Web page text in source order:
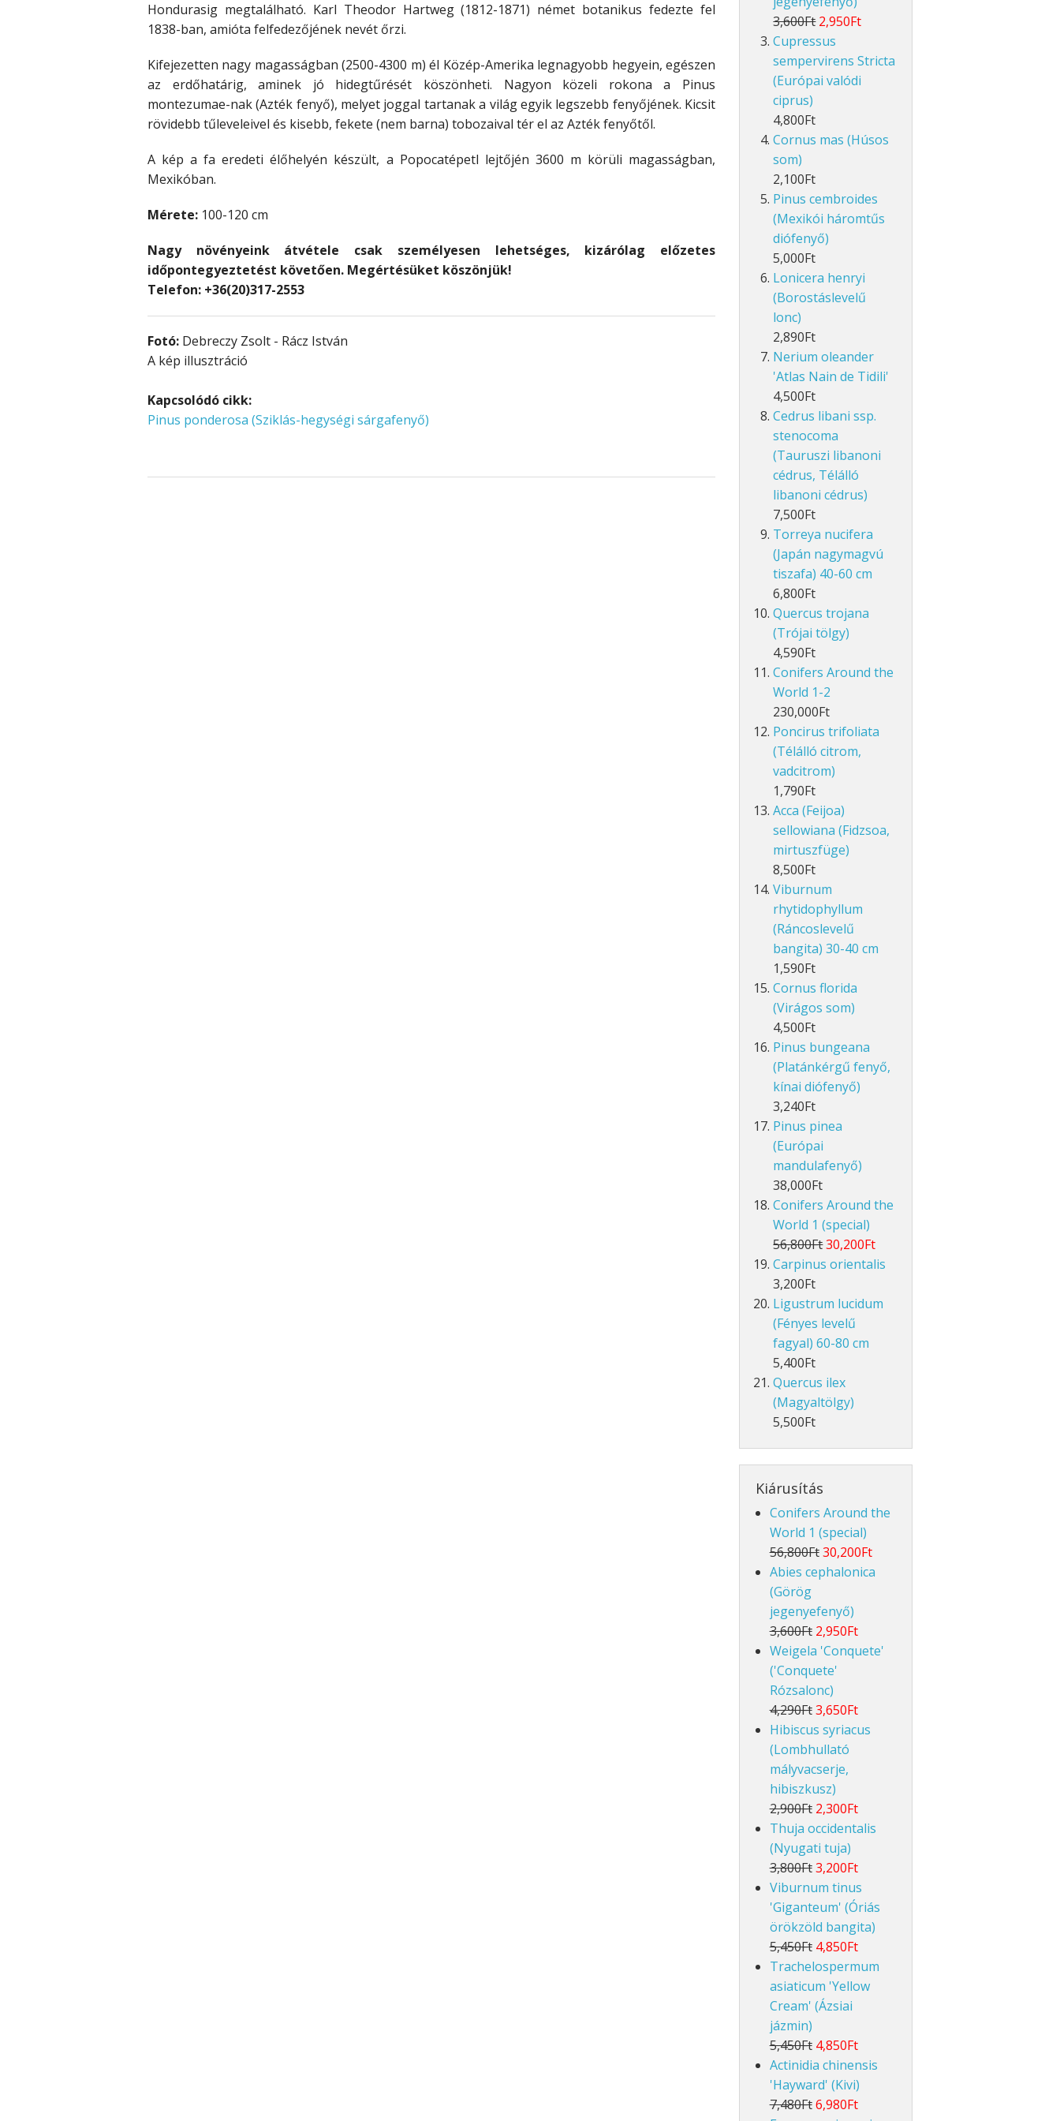
Hondurasig megtalálható. Karl Theodor Hartweg (1812-1871) német botanikus fedezte fel
1838-ban, amióta felfedezőjének nevét őrzi.
Kifejezetten nagy magasságban (2500-4300 m) él Közép-Amerika legnagyobb hegyein, egészen
az erdőhatárig, aminek jó hidegtűrését köszönheti. Nagyon közeli rokona a Pinus
montezumae-nak (Azték fenyő), melyet joggal tartanak a világ egyik legszebb fenyőjének. Kicsit
rövidebb tűleveleivel és kisebb, fekete (nem barna) tobozaival tér el az Azték fenyőtől.
A kép a fa eredeti élőhelyén készült, a Popocatépetl lejtőjén 3600 m körüli magasságban,
Mexikóban.
Mérete: 100-120 cm
Nagy növényeink átvétele csak személyesen lehetséges, kizárólag előzetes
időpontegyeztetést követően. Megértésüket köszönjük!
Telefon: +36(20)317-2553
Fotó: Debreczy Zsolt - Rácz István
A kép illusztráció
Kapcsolódó cikk:
Pinus ponderosa (Sziklás-hegységi sárgafenyő)
3,600Ft 2,950Ft
Cupressus
sempervirens Stricta
(Európai valódi
ciprus)
4,800Ft
Cornus mas (Húsos
som)
2,100Ft
Pinus cembroides
(Mexikói háromtűs
diófenyő)
5,000Ft
Lonicera henryi
(Borostáslevelű
lonc)
2,890Ft
Nerium oleander
'Atlas Nain de Tidili'
4,500Ft
Cedrus libani ssp.
stenocoma
(Tauruszi libanoni
cédrus, Télálló
libanoni cédrus)
7,500Ft
Torreya nucifera
(Japán nagymagvú
tiszafa) 40-60 cm
6,800Ft
Quercus trojana
(Trójai tölgy)
4,590Ft
Conifers Around the
World 1-2
230,000Ft
Poncirus trifoliata
(Télálló citrom,
vadcitrom)
1,790Ft
Acca (Feijoa)
sellowiana (Fidzsoa,
mirtuszfüge)
8,500Ft
Viburnum
rhytidophyllum
(Ráncoslevelű
bangita) 30-40 cm
1,590Ft
Cornus florida
(Virágos som)
4,500Ft
Pinus bungeana
(Platánkérgű fenyő,
kínai diófenyő)
3,240Ft
Pinus pinea
(Európai
mandulafenyő)
38,000Ft
Conifers Around the
World 1 (special)
56,800Ft30,200Ft
Carpinus orientalis
3,200Ft
Ligustrum lucidum
(Fényes levelű
fagyal) 60-80 cm
5,400Ft
Quercus ilex
(Magyaltölgy)
5,500Ft
Kiárusítás
Conifers Around the
World 1 (special)
56,800Ft 30,200Ft
Abies cephalonica
(Görög
jegenyefenyő)
3,600Ft 2,950Ft
Weigela 'Conquete'
('Conquete'
Rózsalonc)
4,290Ft 3,650Ft
Hibiscus syriacus
(Lombhullató
mályvacserje,
hibiszkusz)
2,900Ft 2,300Ft
Thuja occidentalis
(Nyugati tuja)
3,800Ft 3,200Ft
Viburnum tinus
'Giganteum' (Óriás
örökzöld bangita)
5,450Ft 4,850Ft
Trachelospermum
asiaticum 'Yellow
Cream' (Ázsiai
jázmin)
5,450Ft 4,850Ft
Actinidia chinensis
'Hayward' (Kivi)
7,480Ft 6,980Ft